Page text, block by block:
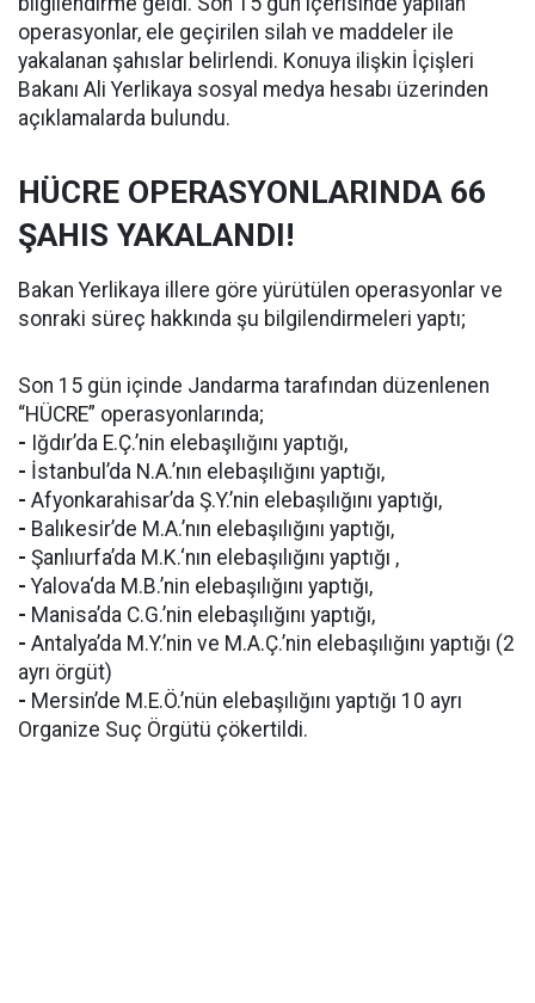
operasyonlar, ele geçirilen silah ve maddeler ile
yakalanan şahıslar belirlendi. Konuya ilişkin İçişleri
Bakanı Ali Yerlikaya sosyal medya hesabı üzerinden
açıklamalarda bulundu.
HÜCRE OPERASYONLARINDA 66
ŞAHIS YAKALANDI!
Bakan Yerlikaya illere göre yürütülen operasyonlar ve
sonraki süreç hakkında şu bilgilendirmeleri yaptı;
Son 15 gün içinde Jandarma tarafından düzenlenen
“HÜCRE” operasyonlarında;
- Iğdır’da E.Ç.’nin elebaşılığını yaptığı,
- İstanbul’da N.A.’nın elebaşılığını yaptığı,
- Afyonkarahisar’da Ş.Y.’nin elebaşılığını yaptığı,
- Balıkesir’de M.A.’nın elebaşılığını yaptığı,
- Şanlıurfa’da M.K.‘nın elebaşılığını yaptığı ,
- Yalova‘da M.B.’nin elebaşılığını yaptığı,
- Manisa’da C.G.’nin elebaşılığını yaptığı,
- Antalya’da M.Y.’nin ve M.A.Ç.’nin elebaşılığını yaptığı (2
ayrı örgüt)
- Mersin’de M.E.Ö.’nün elebaşılığını yaptığı 10 ayrı
Organize Suç Örgütü çökertildi.